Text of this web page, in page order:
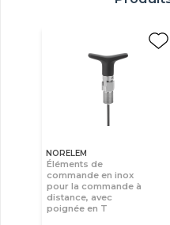
NORELEM
Éléments de
commande en inox
pour la commande à
distance, avec
poignée en T